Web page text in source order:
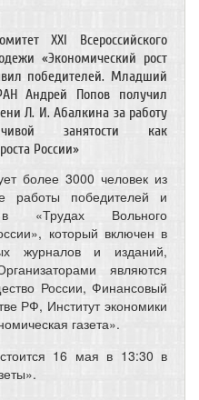
XXI Всероссийского
«Экономический рост
победителей. Младший
Андрей Попов получил
Л. И. Абалкина за работу
занятости как
России»
более 3000 человек из
работы победителей и
«Трудах Вольного
который включен в
журналов и изданий,
являются
России, Финансовый
РФ, Институт экономики
газета».
16 мая в 13:30 в